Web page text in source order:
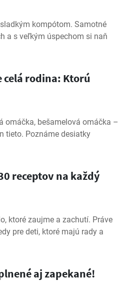
kompótom. Samotné
a s veľkým úspechom si naň
celá rodina: Ktorú
omáčka, bešamelová omáčka –
tieto. Poznáme desiatky
receptov na každý
ktoré zaujme a zachutí. Práve
pre deti, ktoré majú rady a
aj zapekané!